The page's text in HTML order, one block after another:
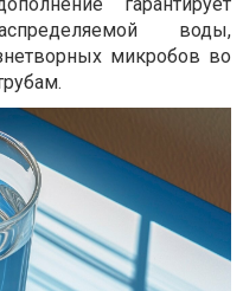
воды,
микробов во